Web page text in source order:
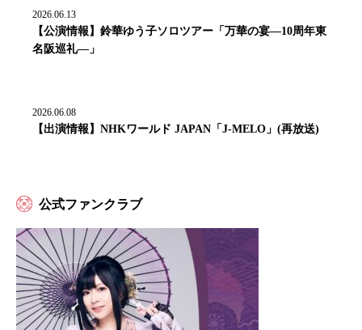
2026.06.13
【公演情報】鈴華ゆう子ソロツアー「万華の宴―10周年東
名阪巡礼―」
2026.06.08
【出演情報】NHKワールド JAPAN「J-MELO」(再放送)
公式ファンクラブ